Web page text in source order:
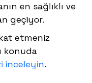
en sağlıklı ve
geçiyor.
etmeniz
konuda
inceleyin.